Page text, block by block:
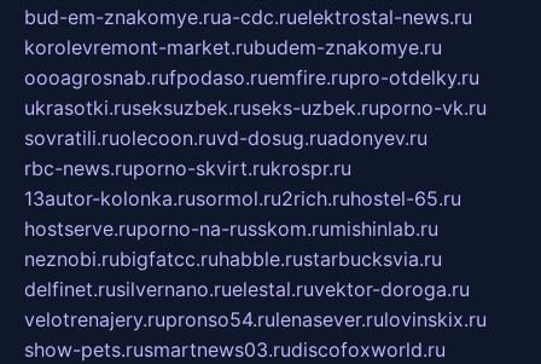
bud-em-znakomye.rua-cdc.ruelektrostal-news.ru
korolevremont-market.rubudem-znakomye.ru
oooagrosnab.rufpodaso.ruemfire.rupro-otdelky.ru
ukrasotki.ruseksuzbek.ruseks-uzbek.ruporno-vk.ru
sovratili.ruolecoon.ruvd-dosug.ruadonyev.ru
rbc-news.ruporno-skvirt.rukrospr.ru
13autor-kolonka.rusormol.ru2rich.ruhostel-65.ru
hostserve.ruporno-na-russkom.rumishinlab.ru
neznobi.rubigfatcc.ruhabble.rustarbucksvia.ru
delfinet.rusilvernano.ruelestal.ruvektor-doroga.ru
velotrenajery.rupronso54.rulenasever.rulovinskix.ru
show-pets.rusmartnews03.rudiscofoxworld.ru